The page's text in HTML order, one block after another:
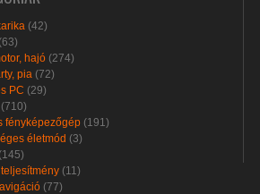
(42)
(63)
hajó (274)
pia (72)
PC (29)
(710)
fényképezőgép (191)
életmód (3)
(145)
(11)
(77)